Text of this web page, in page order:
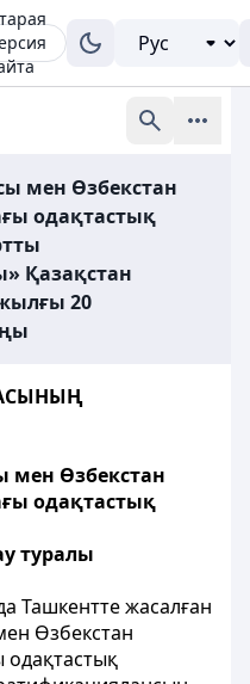
мен Өзбекстан
одақтастық
Қазақстан
20
мен Өзбекстан
одақтастық
туралы
Ташкентте жасалған
Өзбекстан
одақтастық